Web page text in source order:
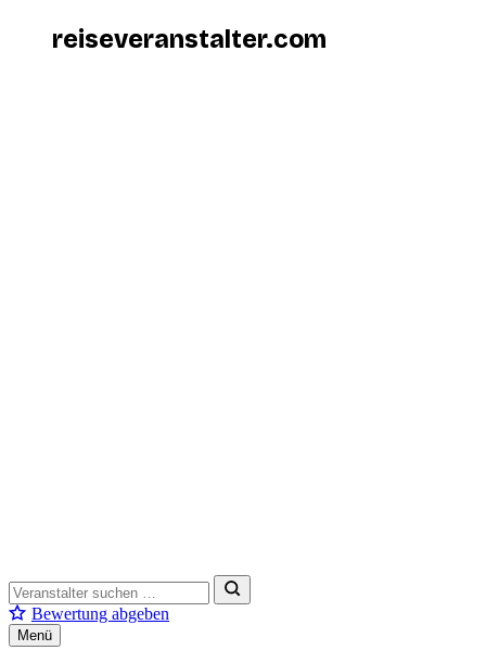
reiseveranstalter.com
Bewertung abgeben
Menü